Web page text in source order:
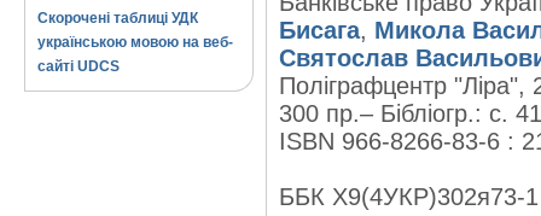
Скорочені таблиці УДК
українською мовою на веб-
сайті UDCS
Бисага, Микола
Святослав
Поліграфцентр "Ліра",
300 пр.– Бібліогр.: с.
ISBN 966-8266-83-6 :
ББК Х9(4УКР)302я73-1